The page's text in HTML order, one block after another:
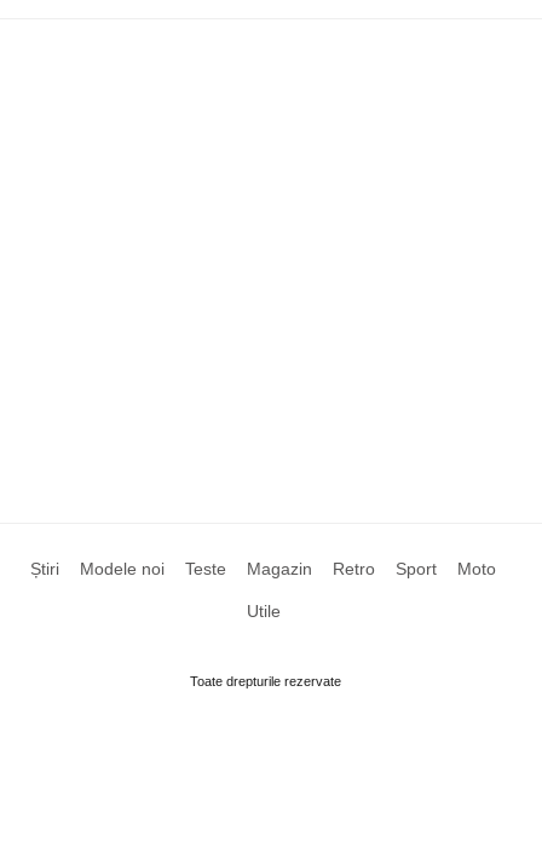
Știri Modele noi Teste Magazin Retro Sport Moto
Utile
Toate drepturile rezervate